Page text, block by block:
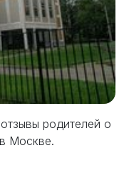
родителей о
Москве.